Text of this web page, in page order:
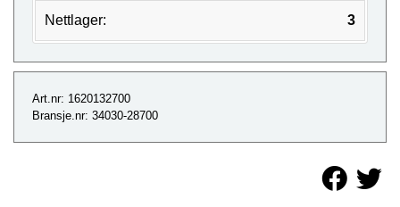
Nettlager: 3
Art.nr: 1620132700
Bransje.nr: 34030-28700